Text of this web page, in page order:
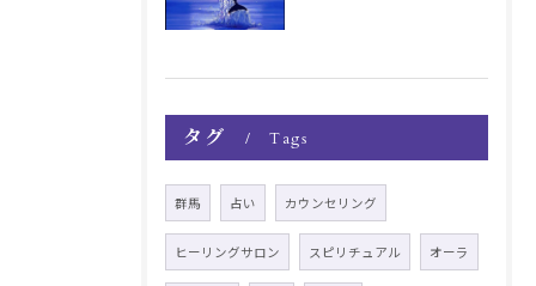
タグ Tags
群馬 占い カウンセリング
ヒーリングサロン スピリチュアル オーラ